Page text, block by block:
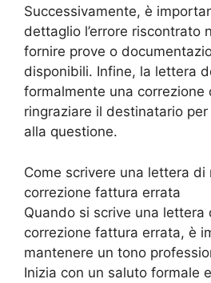
Successivamente, è
dettaglio l’errore riscontrato
fornire prove o
disponibili. Infine, la lettera
formalmente una correzione
ringraziare il destinatario
alla questione.
Come scrivere una lettera di
correzione fattura errata
Quando si scrive una lettera
correzione fattura errata, è
mantenere un tono
Inizia con un saluto formale